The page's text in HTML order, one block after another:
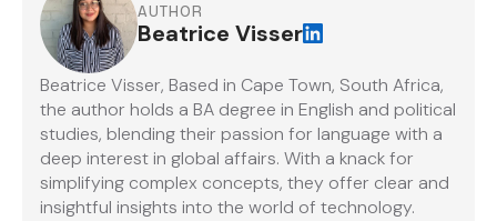
AUTHOR
Beatrice Visser
Beatrice Visser, Based in Cape Town, South Africa,
the author holds a BA degree in English and political
studies, blending their passion for language with a
deep interest in global affairs. With a knack for
simplifying complex concepts, they offer clear and
insightful insights into the world of technology.